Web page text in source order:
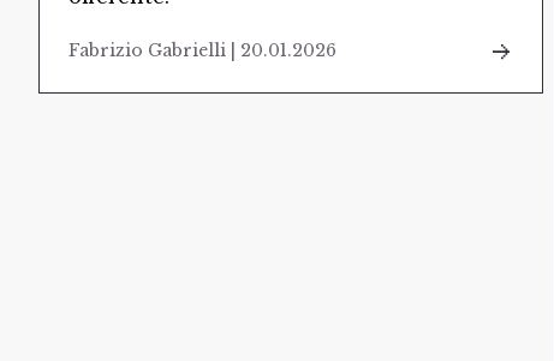
Fabrizio Gabrielli | 20.01.2026